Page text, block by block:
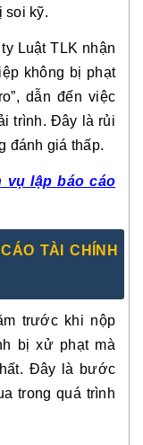
soi kỹ.
Luật TLK nhận
không bị phạt
dẫn đến việc
trình. Đây là rủi
đánh giá thấp.
vụ lập báo cáo
TÀI CHÍNH
trước khi nộp
bị xử phạt mà
Đây là bước
trong quá trình